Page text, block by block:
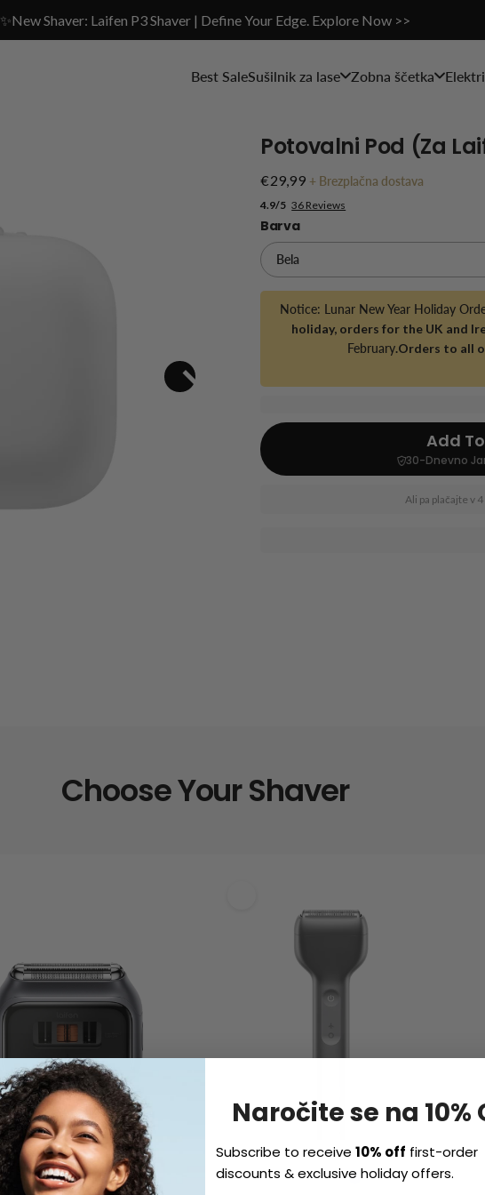
✨New Shaver: Laifen P3 Shaver | Define Your Edge. Explore Now >>
Best SaleSušilnik za lase Zobna ščetka
Potovalni Pod (za
€29,99 + Brezplačna dostava
36 Reviews
4.9/5
Barva
Notice: Lunar New Year Holiday
holiday, orders for the UK and
February.Orders to all
Add
30-Dnevno
Ali pa plačajte v
Choose Your Shaver
Naročite se na 10%
Subscribe to receive10% off first-order
discounts & exclusive holiday offers.